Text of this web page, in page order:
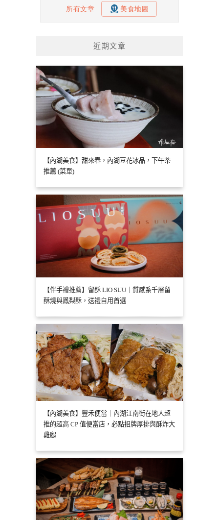
近期文章
【內湖美食】甜來春，內湖豆花冰品，下午茶
推薦 (菜單)
【伴手禮推薦】留酥 LIO SUU｜質感系千層留
酥燒與鳳梨酥，送禮自用首選
【內湖美食】豐禾便當｜內湖江南街在地人超
推的超高 CP 值便當店，必點招牌厚排與酥炸大
雞腿